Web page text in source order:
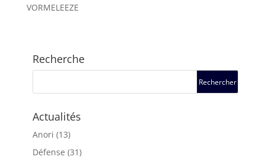
VORMELEEZE
Recherche
Actualités
Anori (13)
Défense (31)